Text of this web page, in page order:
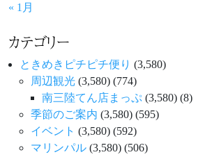
« 1月
カテゴリー
ときめきピチピチ便り (3,580)
周辺観光 (3,580) (774)
南三陸てん店まっぷ (3,580) (8)
季節のご案内 (3,580) (595)
イベント (3,580) (592)
マリンパル (3,580) (506)